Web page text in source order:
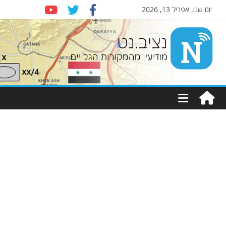
יום שני, אפריל 13, 2026
Nziv.net
מודיעין
מהמקורות